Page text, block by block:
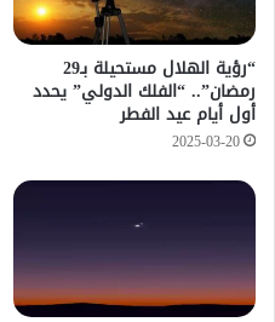
“رؤية الهلال مستحيلة بـ29
رمضان”.. “الفلك الدولي” يحدد
أول أيام عيد الفطر
2025-03-20